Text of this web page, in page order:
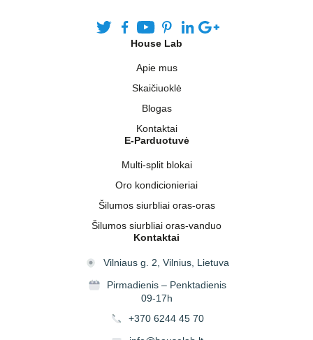
House Lab
Apie mus
Skaičiuoklė
Blogas
Kontaktai
E-Parduotuvė
Multi-split blokai
Oro kondicionieriai
Šilumos siurbliai oras-oras
Šilumos siurbliai oras-vanduo
Kontaktai
Vilniaus g. 2, Vilnius, Lietuva
Pirmadienis – Penktadienis
09-17h
+370 6244 45 70